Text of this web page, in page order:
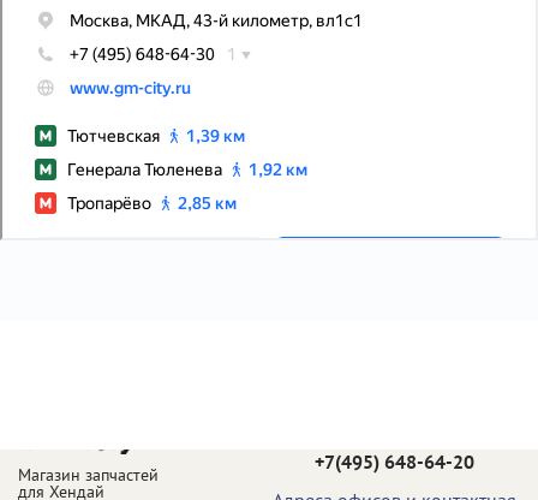
Магазин запчастей
для Хендай
+7(495) 648-64-20